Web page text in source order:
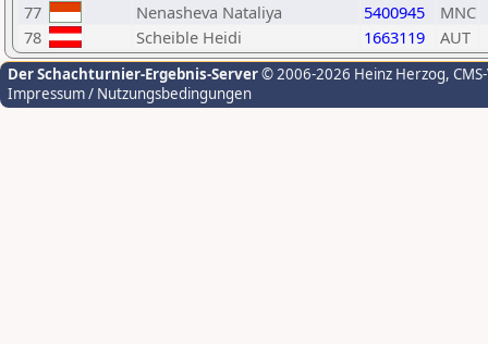
77
Nenasheva Nataliya 5400945
MNC
78
Scheible Heidi 1663119 AUT
Der Schachturnier-Ergebnis-Server© 2006-2026 Heinz Herzog,
Impressum / Nutzungsbedingungen